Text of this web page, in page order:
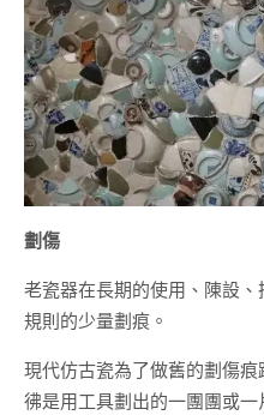
劃傷
老瓷器在長期的使用、陳設
規則的少量劃痕。
現代仿古瓷為了做舊的劃傷
彿是用工具劃出的一團團或一